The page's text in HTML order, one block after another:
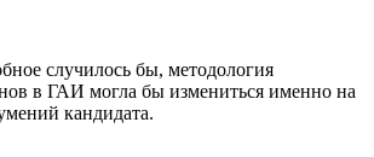
случилось бы, методология
в ГАИ могла бы измениться именно на
кандидата.